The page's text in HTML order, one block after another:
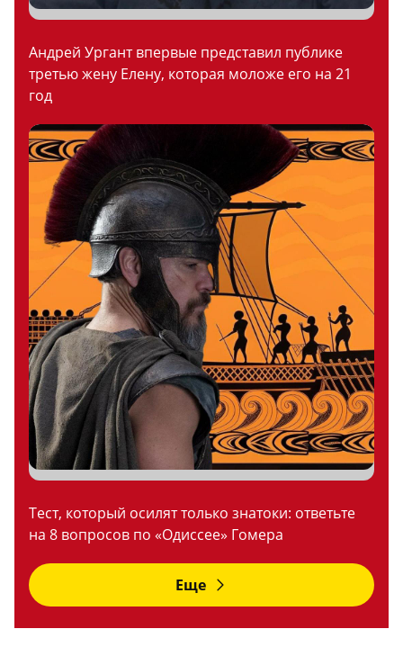
Андрей Ургант впервые представил публике
третью жену Елену, которая моложе его на 21
год
Тест, который осилят только знатоки: ответьте
на 8 вопросов по «Одиссее» Гомера
Еще